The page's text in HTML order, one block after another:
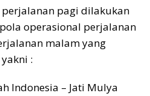
pagi dilakukan
operasional perjalanan
malam yang
:
Indonesia – Jati Mulya